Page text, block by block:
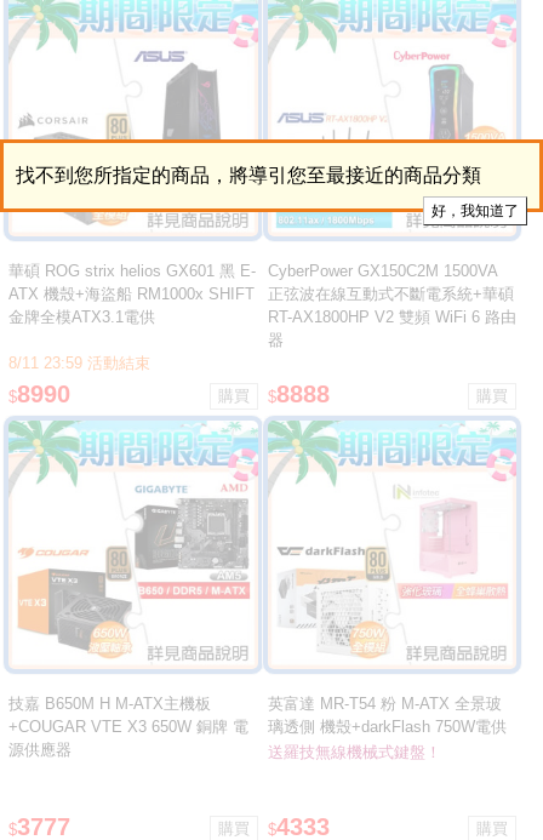
華碩 ROG strix helios GX601 黑 E-
ATX 機殼+海盜船 RM1000x SHIFT
金牌全模ATX3.1電供
8/11 23:59 活動結束
$8990
CyberPower GX150C2M 1500VA
正弦波在線互動式不斷電系統+華碩
RT-AX1800HP V2 雙頻 WiFi 6 路由
器
$8888
技嘉 B650M H M-ATX主機板
+COUGAR VTE X3 650W 銅牌 電
源供應器
$3777
英富達 MR-T54 粉 M-ATX 全景玻
璃透側 機殼+darkFlash 750W電供
★送羅技無線藍芽機械鍵盤
送羅技無線機械式鍵盤！
$4333
找不到您所指定的商品，將導引您至最接近的商品分類